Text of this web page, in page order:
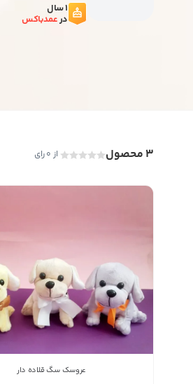
1 سال
درعمدباکس
3 محصول از 0 رای
عروسک سگ قلاده دار